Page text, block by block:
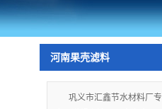
河南果壳滤料
巩义市汇鑫节水材料厂